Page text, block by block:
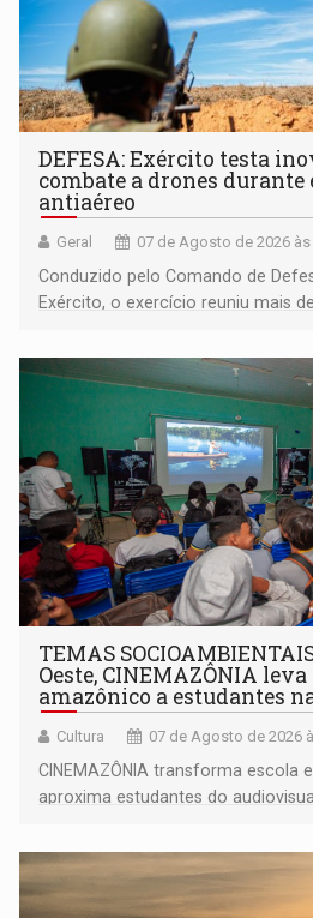
DEFESA: Exército testa
combate a drones durante
antiaéreo
Geral 07 de Agosto de 2026 às
Conduzido pelo Comando de
Exército, o exercício reuniu mais
TEMAS
Oeste, CINEMAZÔNIA
amazônico a estudantes
Cultura 07 de Agosto de 2026
CINEMAZÔNIA transforma escola
aproxima estudantes do